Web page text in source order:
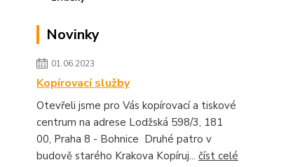
Novinky
01.06.2023
Kopírovací služby
Otevřeli jsme pro Vás kopírovací a tiskové
centrum na adrese Lodžská 598/3, 181
00, Praha 8 - Bohnice Druhé patro v
budově starého Krakova Kopíruj... číst celé